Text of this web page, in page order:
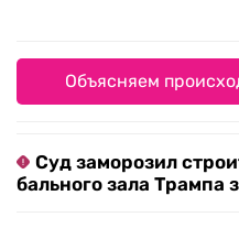
Объясняем
Суд заморозил
бального зала Трампа